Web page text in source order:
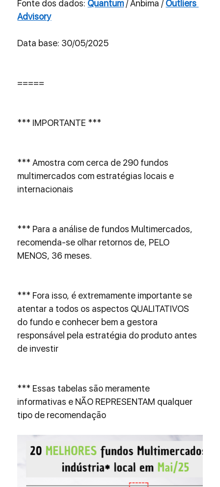
Fonte dos dados: Quantum / Anbima / Outliers
Advisory
Data base: 30/05/2025
=====
*** IMPORTANTE ***
*** Amostra com cerca de 290 fundos
multimercados com estratégias locais e
internacionais
*** Para a análise de fundos Multimercados,
recomenda-se olhar retornos de, PELO
MENOS, 36 meses.
*** Fora isso, é extremamente importante se
atentar a todos os aspectos QUALITATIVOS
do fundo e conhecer bem a gestora
responsável pela estratégia do produto antes
de investir
*** Essas tabelas são meramente
informativas e NÃO REPRESENTAM qualquer
tipo de recomendação